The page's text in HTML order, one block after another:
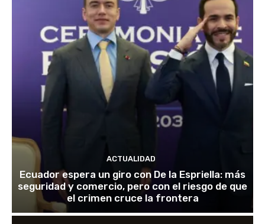
ACTUALIDAD
Ecuador espera un giro con De la Espriella: más
seguridad y comercio, pero con el riesgo de que
el crimen cruce la frontera